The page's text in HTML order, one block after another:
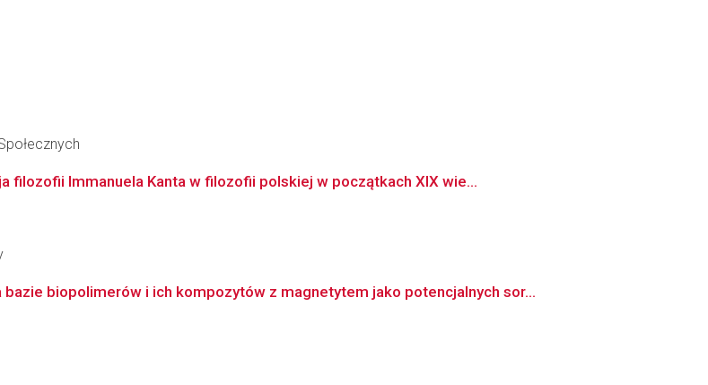
filozofii Immanuela Kanta w filozofii polskiej w początkach XIX wie...
biopolimerów i ich kompozytów z magnetytem jako potencjalnych sor...